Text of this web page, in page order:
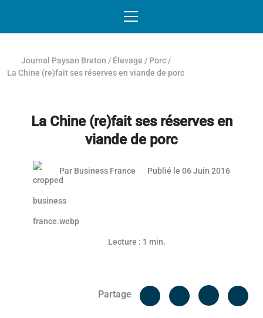
Journal Paysan Breton / Élevage / Porc /
La Chine (re)fait ses réserves en viande de porc
La Chine (re)fait ses réserves en
viande de porc
Par Business France Publié le 06 Juin 201614
Lecture : 1 min.
Partage
Facebook